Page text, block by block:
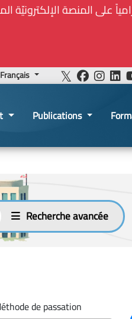
المنصة الإلكترونيّة المركزيّة
Français
Publications
Recherche avancée
de passation